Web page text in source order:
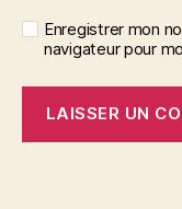
Enregistrer mon
navigateur pour